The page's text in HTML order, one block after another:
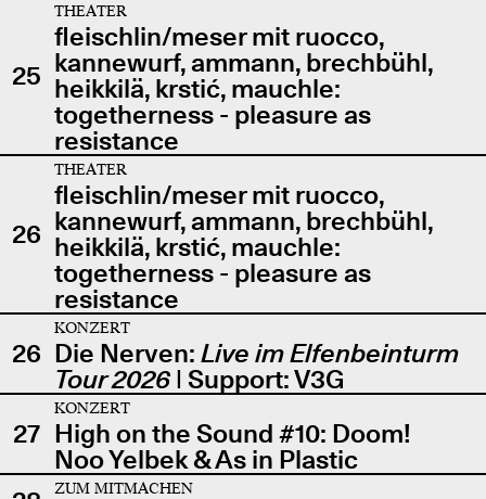
25
THEATER
fleischlin/meser mit ruocco,
kannewurf, ammann, brechbühl,
heikkilä, krstić, mauchle:
togetherness - pleasure as
resistance
26
THEATER
fleischlin/meser mit ruocco,
kannewurf, ammann, brechbühl,
heikkilä, krstić, mauchle:
togetherness - pleasure as
resistance
26
KONZERT
Die Nerven: Live im Elfenbeinturm
Tour 2026| Support: V3G
27
KONZERT
High on the Sound #10: Doom!
Noo Yelbek & As in Plastic
ZUM MITMACHEN